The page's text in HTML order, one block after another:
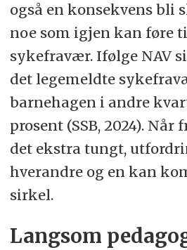
også en konsekvens bli
noe som igjen kan føre
sykefravær. Ifølge NAV
det legemeldte
barnehagen i andre
prosent (SSB, 2024).
det ekstra tungt,
hverandre og en kan
sirkel.
Langsom